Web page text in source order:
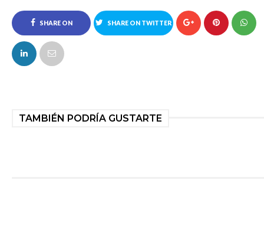
SHARE ON
FACEBOOK
SHARE ON TWITTER
TAMBIÉN PODRÍA GUSTARTE